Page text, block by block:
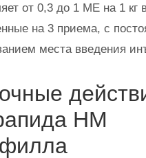
от 0,3 до 1 МЕ на 1 кг
на 3 приема, с
места введения
НМ